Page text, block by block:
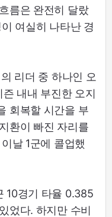
름은 완전히 달랐
여실히 나타난 경
리더 중 하나인 오
내내 부진한 오지
회복할 시간을 부
환이 빠진 자리를
날 1군에 콜업했
10경기 타율 0.385
었다. 하지만 수비